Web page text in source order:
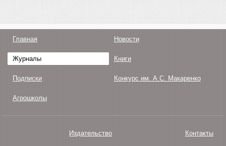
Главная Новости
Журналы Книги
Подписки Конкурс им. А.С. Макаренко
Агрошколы
Издательство Контакты